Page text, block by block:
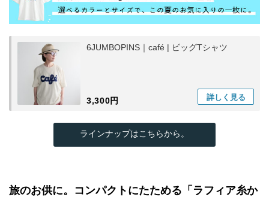
6JUMBOPINS｜café | ビッグTシャツ
3,300円 詳しく 見る
ラインナップはこちらから。
旅のお供に。コンパクトにたためる「ラフィア糸か